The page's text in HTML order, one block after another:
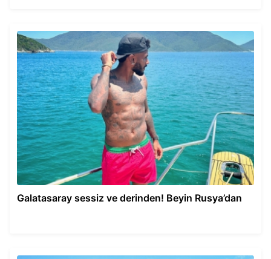
Galatasaray sessiz ve derinden! Beyin Rusya’dan